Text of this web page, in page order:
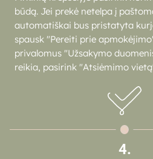
būdą. Jei prekė netelpa į
automatiškai bus pristatyta
spausk "Pereiti prie
privalomus "Užsakymo
reikia, pasirink "Atsiėmimo
4.